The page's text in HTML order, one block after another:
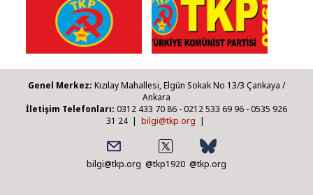
Genel Merkez: Kızılay Mahallesi, Elgün Sokak No 13/3 Çankaya /
Ankara
İletişim Telefonları: 0312 433 70 86 - 0212 533 69 96 - 0535 926
31 24 | bilgi@tkp.org |
bilgi@tkp.org @tkp1920 @tkp.org